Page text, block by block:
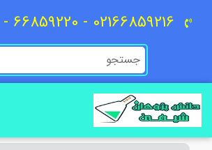
02166859216 - 66859220 - 09129618292